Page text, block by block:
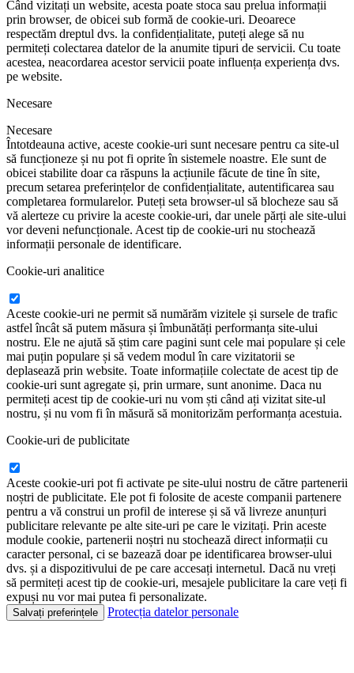
Când vizitați un website, acesta poate stoca sau prelua informații
prin browser, de obicei sub formă de cookie-uri. Deoarece
respectăm dreptul dvs. la confidențialitate, puteți alege să nu
permiteți colectarea datelor de la anumite tipuri de servicii. Cu toate
acestea, neacordarea acestor servicii poate influența experiența dvs.
pe website.
Necesare
Necesare
Întotdeauna active, aceste cookie-uri sunt necesare pentru ca site-ul
să funcționeze și nu pot fi oprite în sistemele noastre. Ele sunt de
obicei stabilite doar ca răspuns la acțiunile făcute de tine în site,
precum setarea preferințelor de confidențialitate, autentificarea sau
completarea formularelor. Puteți seta browser-ul să blocheze sau să
vă alerteze cu privire la aceste cookie-uri, dar unele părți ale site-ului
vor deveni nefuncționale. Acest tip de cookie-uri nu stochează
informații personale de identificare.
Cookie-uri analitice
Aceste cookie-uri ne permit să numărăm vizitele și sursele de trafic
astfel încât să putem măsura și îmbunătăți performanța site-ului
nostru. Ele ne ajută să știm care pagini sunt cele mai populare și cele
mai puțin populare și să vedem modul în care vizitatorii se
deplasează prin website. Toate informațiile colectate de acest tip de
cookie-uri sunt agregate și, prin urmare, sunt anonime. Daca nu
permiteți acest tip de cookie-uri nu vom ști când ați vizitat site-ul
nostru, și nu vom fi în măsură să monitorizăm performanța acestuia.
Cookie-uri de publicitate
Aceste cookie-uri pot fi activate pe site-ului nostru de către partenerii
noștri de publicitate. Ele pot fi folosite de aceste companii partenere
pentru a vă construi un profil de interese și să vă livreze anunțuri
publicitare relevante pe alte site-uri pe care le vizitați. Prin aceste
module cookie, partenerii noștri nu stochează direct informații cu
caracter personal, ci se bazează doar pe identificarea browser-ului
dvs. și a dispozitivului de pe care accesați internetul. Dacă nu vreți
să permiteți acest tip de cookie-uri, mesajele publicitare la care veți fi
expuși nu vor mai putea fi personalizate.
Protecția datelor personale